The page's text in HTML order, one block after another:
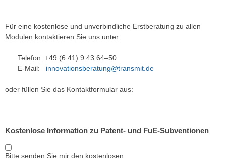
Für eine kostenlose und unverbindliche Erstberatung zu allen
Modulen kontaktieren Sie uns unter:
Telefon: +49 (6 41) 9 43 64–50
E-Mail: innovationsberatung@transmit.de
oder füllen Sie das Kontaktformular aus:
Kostenlose Information zu Patent- und FuE-Subventionen
Bitte senden Sie mir den kostenlosen